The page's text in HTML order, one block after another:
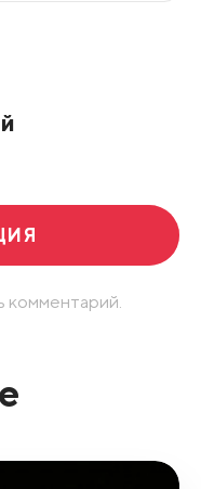
комментарий.